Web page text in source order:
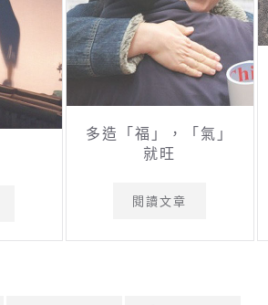
多造「福」，「氣」
就旺
閱讀文章